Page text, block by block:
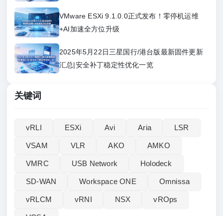
VMware ESXi 9.1.0.0正式发布！零停机运维
+AI加速全方位升级
2025年5月22日三星国行/港台版最新固件更新
汇总|安全补丁稳定性优化一览
关键词
vRLI‌ ESXi Avi Aria LSR
VSAM VLR AKO AMKO
VMRC USB Network Holodeck
SD-WAN Workspace ONE Omnissa
vRLCM vRNI NSX vROps